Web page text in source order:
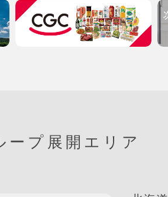
ープ展開エリア